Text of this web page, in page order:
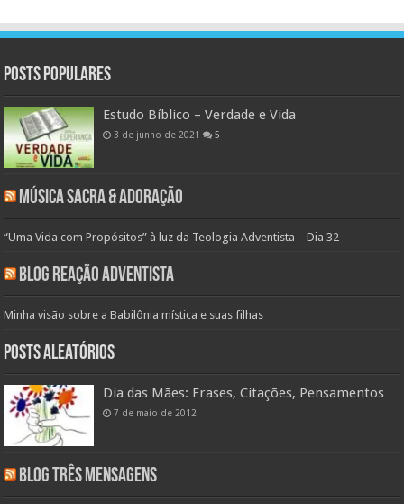
Posts populares
Estudo Bíblico – Verdade e Vida
3 de junho de 2021 5
Música Sacra & Adoração
“Uma Vida com Propósitos” à luz da Teologia Adventista – Dia 32
Blog Reação Adventista
Minha visão sobre a Babilônia mística e suas filhas
Posts aleatórios
Dia das Mães: Frases, Citações, Pensamentos
7 de maio de 2012
Blog Três Mensagens